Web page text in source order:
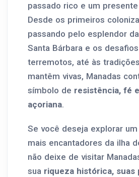
passado rico e um
Desde os primeiros
passando pelo esplendor
Santa Bárbara e os
terremotos, até às
mantêm vivas, Manadas
símbolo de resistência, fé
açoriana.
Se você deseja explorar
mais encantadores da ilha
não deixe de visitar
sua riqueza histórica, suas